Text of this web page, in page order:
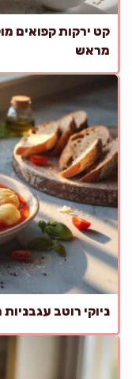
מראש
ניוקי רוטב עגבניות מפנק ב-25